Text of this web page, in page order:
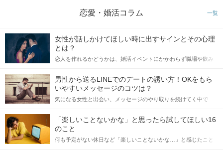
【個室8対8】トークタイムスタート
STEP4 アピールタイム
恋愛・婚活コラム 一覧
女性が話しかけてほしい時に出すサインとその心理
とは？
恋人を作れるかどうかは、婚活イベントにかかわらず職場や飲み
てアプローチできるかにも左右されます。 これから恋人作りを本
格的に始めようとしている方は、女性が異性を求めて出すサイン
をしっかりと理解し、正しい行動に移せるかどうかが重要。 この
記事では、女性が話しかけて欲しい時に出すサインとその心理を
合にどのような行動に繋げるべきかをご紹介していきます。
男性から送るLINEでのデートの誘い方！OKをもら
いやすいメッセージのコツは？
気になる女性と出会い、メッセージのやり取りを続けてく中で
しかし、中には「どう誘ったらいいの？」とお困りの男性もいら
っしゃるのではないでしょうか。 そこで今回は、男性から女性へ
送るLINEでのデートの誘い方のコツをご紹介します。例文も混じ
えながら解説するので、ぜひ参考にしてください。
「楽しいことないかな」と思ったら試してほしい16
のこと
何も予定がない休日など「楽しいことないかな…」と感じたこと